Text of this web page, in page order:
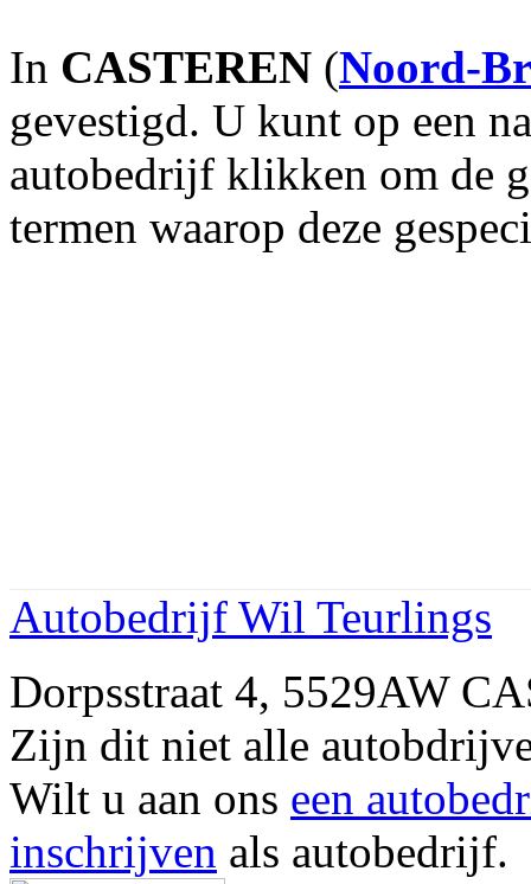
In CASTEREN (Noord-
gevestigd. U kunt op een
autobedrijf klikken om de
termen waarop deze
Autobedrijf Wil Teurlings
Dorpsstraat 4, 5529AW
Zijn dit niet alle
Wilt u aan ons een
inschrijven als autobedrijf.